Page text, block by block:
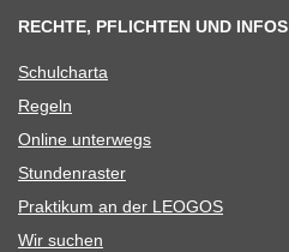
RECHTE, PFLICHTEN UND INFOS
Schul­charta
Regeln
Online unter­wegs
Stun­den­ras­ter
Prak­ti­kum an der LEOGOS
Wir suchen